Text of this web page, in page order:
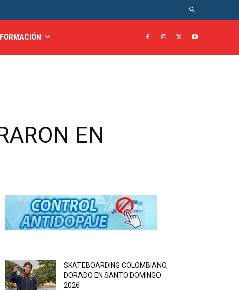
EN
SKATEBOARDING COLOMBIANO,
DORADO EN SANTO DOMINGO
2026